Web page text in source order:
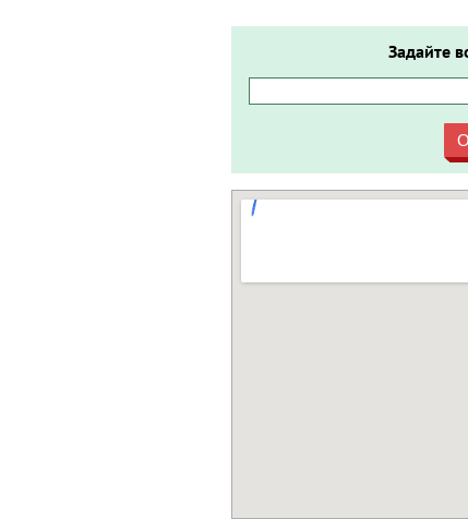
Задайте